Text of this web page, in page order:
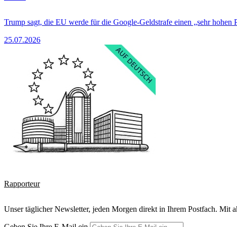
Trump sagt, die EU werde für die Google-Geldstrafe einen „sehr hohen
25.07.2026
Rapporteur
Unser täglicher Newsletter, jeden Morgen direkt in Ihrem Postfach. Mit